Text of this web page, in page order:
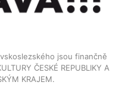
jsou finančně
ČESKÉ REPUBLIKY A
KRAJEM.